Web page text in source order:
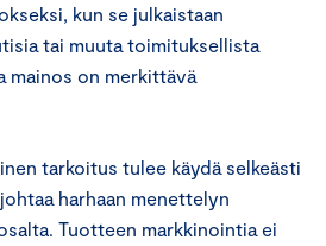
kun se julkaistaan
tai muuta toimituksellista
mainos on merkittävä
tarkoitus tulee käydä selkeästi
harhaan menettelyn
Tuotteen markkinointia ei